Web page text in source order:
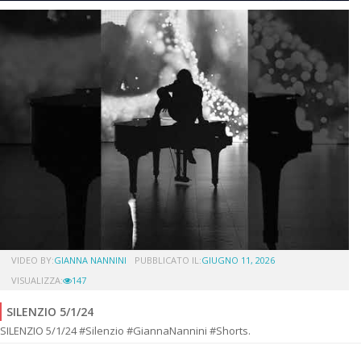
VIDEO BY:GIANNA NANNINI PUBBLICATO IL:GIUGNO 11, 2026
VISUALIZZA:
147
SILENZIO 5/1/24
SILENZIO 5/1/24 #Silenzio #GiannaNannini #Shorts.